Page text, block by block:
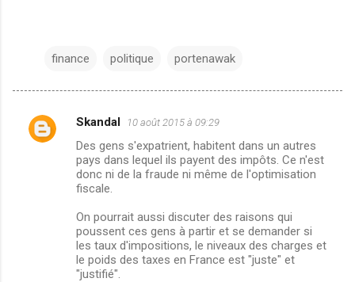
finance politique portenawak
C
Skandal 10 août 2015 à 09:29
Des gens s'expatrient, habitent dans un autres
pays dans lequel ils payent des impôts. Ce n'est
donc ni de la fraude ni même de l'optimisation
fiscale.
On pourrait aussi discuter des raisons qui
poussent ces gens à partir et se demander si
les taux d'impositions, le niveaux des charges et
le poids des taxes en France est "juste" et
"justifié".